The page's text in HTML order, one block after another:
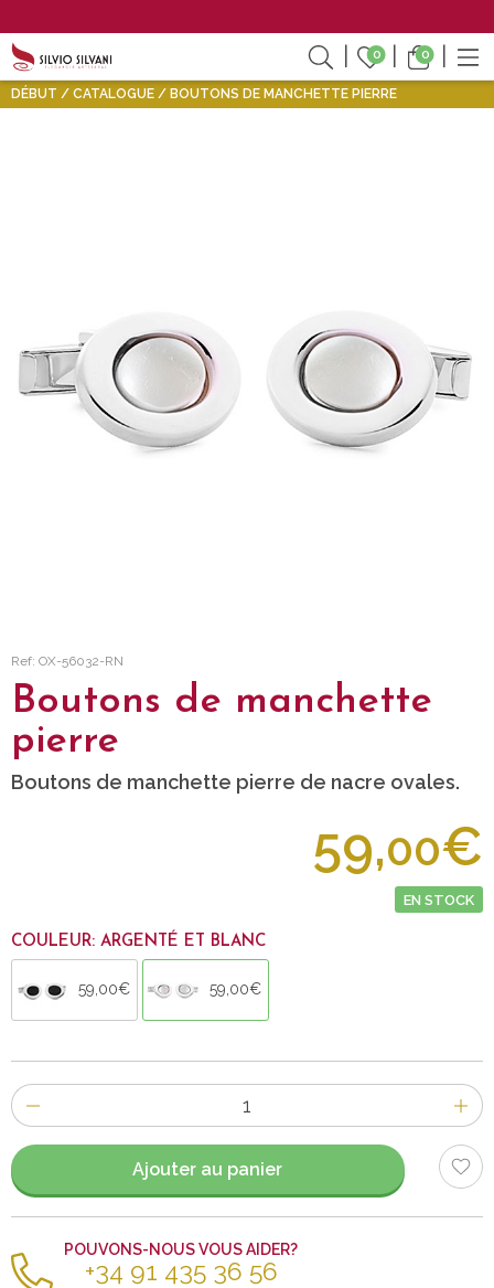
0 0
DÉBUT CATALOGUE BOUTONS DE MANCHETTE PIERRE
Ref: OX-56032-RN
Boutons de manchette
pierre
Boutons de manchette pierre de nacre ovales.
59,00€
EN STOCK
COULEUR: ARGENTÉ ET BLANC
59,00€ 59,00€
Nombre
d'items
Ajouter au panier
POUVONS-NOUS VOUS AIDER?
+34 91 435 36 56